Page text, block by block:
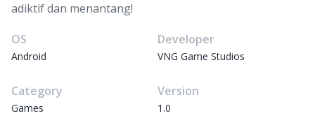
adiktif dan menantang!
OS
Android
Developer
VNG Game Studios
Category
Games
Version
1.0